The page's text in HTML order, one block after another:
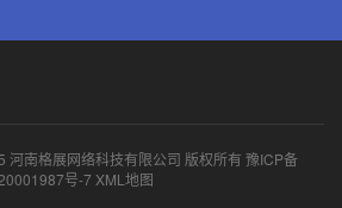
南格展网络科技有限公司 版权所有 豫ICP备
号-7 XML地图